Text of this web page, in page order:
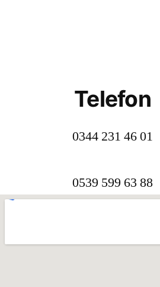
Telefon
0344 231 46 01
0539 599 63 88